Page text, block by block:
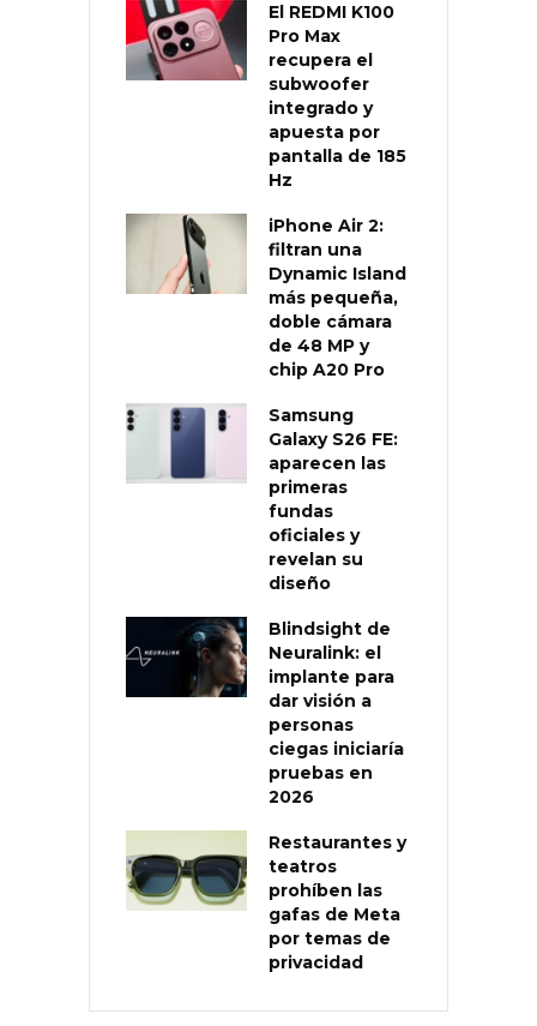
El REDMI K100
Pro Max
recupera el
subwoofer
integrado y
apuesta por
pantalla de 185
Hz
iPhone Air 2:
filtran una
Dynamic Island
más pequeña,
doble cámara
de 48 MP y
chip A20 Pro
Samsung
Galaxy S26 FE:
aparecen las
primeras
fundas
oficiales y
revelan su
diseño
Blindsight de
Neuralink: el
implante para
dar visión a
personas
ciegas iniciaría
pruebas en
2026
Restaurantes y
teatros
prohíben las
gafas de Meta
por temas de
privacidad